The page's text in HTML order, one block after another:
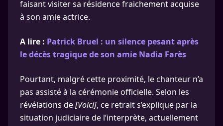
faisant visiter sa résidence fraichement acquise
à son amie actrice.
A lire : Patrick Bruel : un silence pesant après
le décès tragique de son amie Nadia Farès
Pourtant, malgré cette proximité, le chanteur n’a
pas assisté à la cérémonie officielle. Selon les
révélations de[Voici], ce retrait s’explique par la
situation judiciaire de l’interprète, actuellement